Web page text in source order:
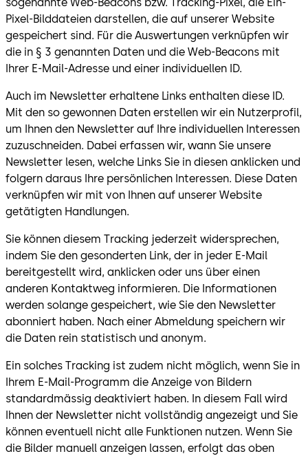
Pixel-Bilddateien darstellen, die auf unserer Website
gespeichert sind. Für die Auswertungen verknüpfen wir
die in § 3 genannten Daten und die Web-Beacons mit
Ihrer E-Mail-Adresse und einer individuellen ID.
Auch im Newsletter erhaltene Links enthalten diese ID.
Mit den so gewonnen Daten erstellen wir ein Nutzerprofil,
um Ihnen den Newsletter auf Ihre individuellen Interessen
zuzuschneiden. Dabei erfassen wir, wann Sie unsere
Newsletter lesen, welche Links Sie in diesen anklicken und
folgern daraus Ihre persönlichen Interessen. Diese Daten
verknüpfen wir mit von Ihnen auf unserer Website
getätigten Handlungen.
Sie können diesem Tracking jederzeit widersprechen,
indem Sie den gesonderten Link, der in jeder E-Mail
bereitgestellt wird, anklicken oder uns über einen
anderen Kontaktweg informieren. Die Informationen
werden solange gespeichert, wie Sie den Newsletter
abonniert haben. Nach einer Abmeldung speichern wir
die Daten rein statistisch und anonym.
Ein solches Tracking ist zudem nicht möglich, wenn Sie in
Ihrem E-Mail-Programm die Anzeige von Bildern
standardmässig deaktiviert haben. In diesem Fall wird
Ihnen der Newsletter nicht vollständig angezeigt und Sie
können eventuell nicht alle Funktionen nutzen. Wenn Sie
die Bilder manuell anzeigen lassen, erfolgt das oben